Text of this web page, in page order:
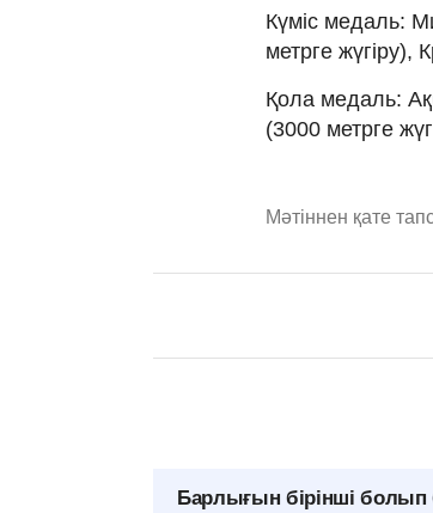
Күміс медаль:
метрге жүгіру),
Қола медаль:
(3000 метрге
Мәтіннен қате
Барлығын бірінші